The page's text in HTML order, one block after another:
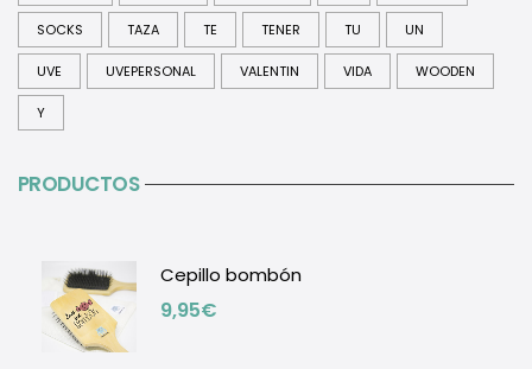
SOCKS TAZA TE TENER TU UN
UVE UVEPERSONAL VALENTIN VIDA WOODEN
Y
PRODUCTOS
Cepillo bombón
9,95€